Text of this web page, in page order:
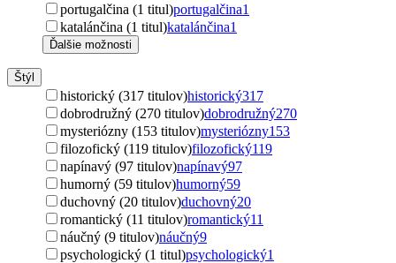
portugalčina (1 titul)portugalčina1
katalánčina (1 titul)katalánčina1
Ďalšie možnosti
Štýl
historický (317 titulov)historický317
dobrodružný (270 titulov)dobrodružný270
mysteriózny (153 titulov)mysteriózny153
filozofický (119 titulov)filozofický119
napínavý (97 titulov)napínavý97
humorný (59 titulov)humorný59
duchovný (20 titulov)duchovný20
romantický (11 titulov)romantický11
náučný (9 titulov)náučný9
psychologický (1 titul)psychologický1